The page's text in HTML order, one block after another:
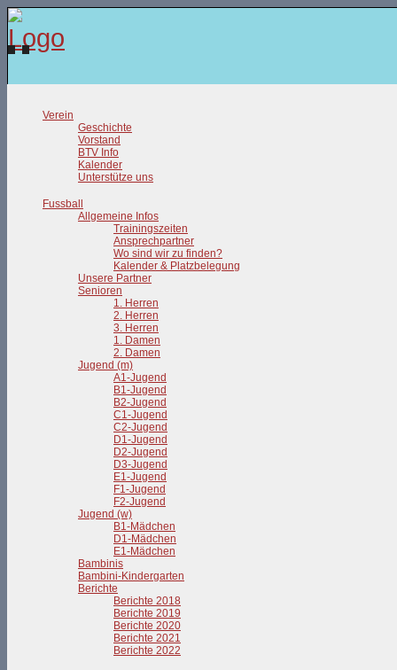
Verein
Geschichte
Vorstand
BTV Info
Kalender
Unterstütze uns
Fussball
Allgemeine Infos
Trainingszeiten
Ansprechpartner
Wo sind wir zu finden?
Kalender & Platzbelegung
Unsere Partner
Senioren
1. Herren
2. Herren
3. Herren
1. Damen
2. Damen
Jugend (m)
A1-Jugend
B1-Jugend
B2-Jugend
C1-Jugend
C2-Jugend
D1-Jugend
D2-Jugend
D3-Jugend
E1-Jugend
F1-Jugend
F2-Jugend
Jugend (w)
B1-Mädchen
D1-Mädchen
E1-Mädchen
Bambinis
Bambini-Kindergarten
Berichte
Berichte 2018
Berichte 2019
Berichte 2020
Berichte 2021
Berichte 2022